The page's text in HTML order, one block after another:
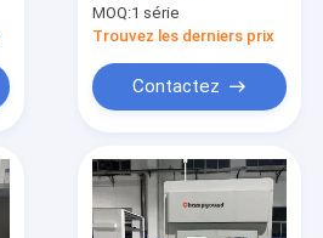
l'aérospatiale
automobile
MOQ:1 série
Trouvez les derniers prix
Contactez